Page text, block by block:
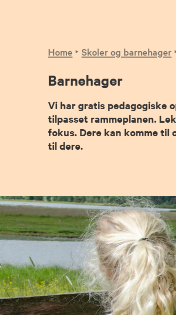
Home Skoler og barnehager
Barnehager
Vi har gratis pedagogiske
tilpasset rammeplanen.
fokus. Dere kan komme til
til dere.